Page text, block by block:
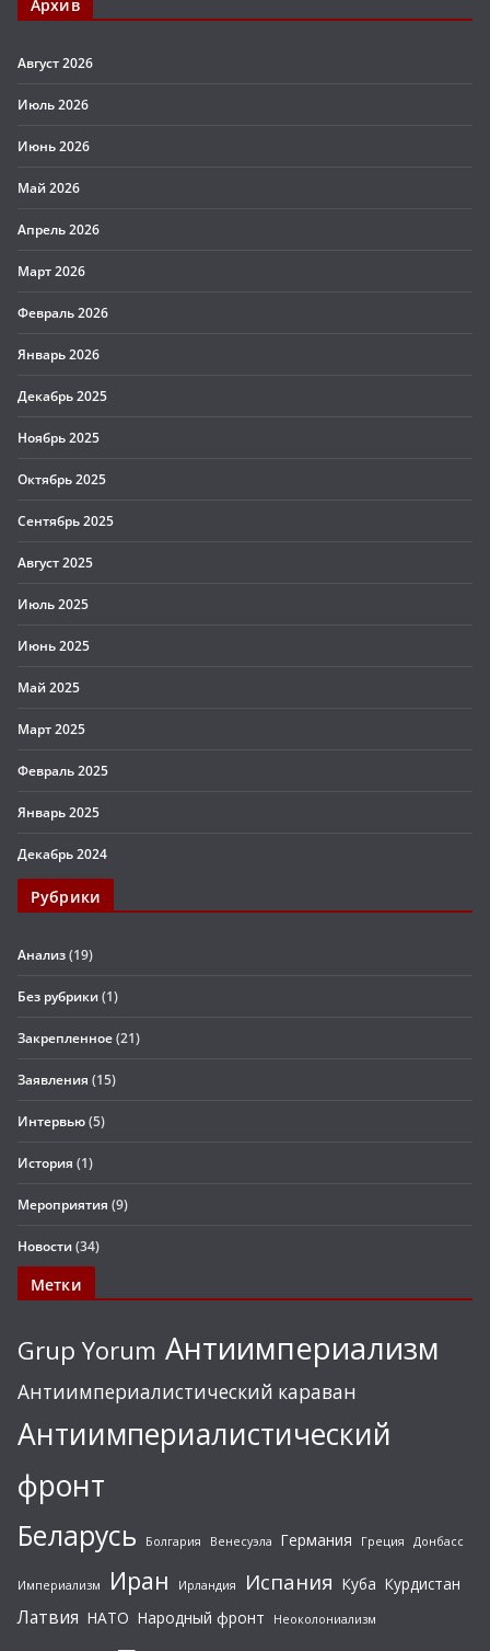
Архив
Август 2026
Июль 2026
Июнь 2026
Май 2026
Апрель 2026
Март 2026
Февраль 2026
Январь 2026
Декабрь 2025
Ноябрь 2025
Октябрь 2025
Сентябрь 2025
Август 2025
Июль 2025
Июнь 2025
Май 2025
Март 2025
Февраль 2025
Январь 2025
Декабрь 2024
Рубрики
Анализ(19)
Без рубрики(1)
Закрепленное(21)
Заявления (15)
Интервью(5)
История (1)
Мероприятия (9)
Новости(34)
Метки
Grup Yorum Антиимпериализм
Антиимпериалистический караван
Антиимпериалистический
фронт
Беларусь Болгария Венесуэла Германия Греция Донбасс
Империализм Иран Ирландия Испания Куба Курдистан
Латвия НАТО Народный фронт Неоколониализм